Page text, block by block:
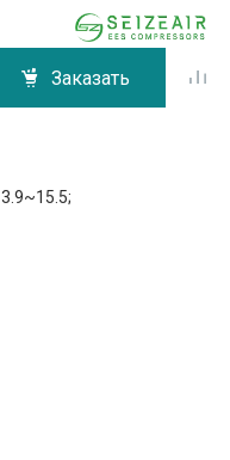
Заказать
3.9~15.5;